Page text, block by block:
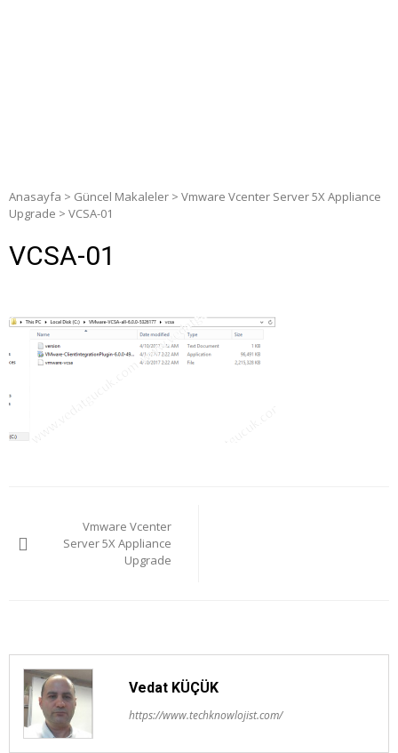
Anasayfa > Güncel Makaleler > Vmware Vcenter Server 5X Appliance
Upgrade > VCSA-01
VCSA-01
gezinmesi
Vmware Vcenter
Server 5X Appliance
Upgrade
Vedat KÜÇÜK
https://www.techknowlojist.com/